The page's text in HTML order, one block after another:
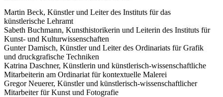
Martin Beck, Künstler und Leiter des Instituts für das
künstlerische Lehramt
Sabeth Buchmann, Kunsthistorikerin und Leiterin des Instituts für
Kunst- und Kulturwissenschaften
Gunter Damisch, Künstler und Leiter des Ordinariats für Grafik
und druckgrafische Techniken
Katrina Daschner, Künstlerin und künstlerisch-wissenschaftliche
Mitarbeiterin am Ordinariat für kontextuelle Malerei
Gregor Neuerer, Künstler und künstlerisch-wissenschaftlicher
Mitarbeiter für Kunst und Fotografie